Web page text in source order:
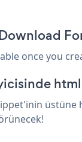
once you
üstüne